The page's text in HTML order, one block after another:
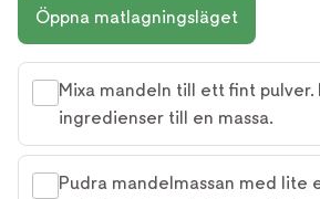
Öppna matlagningsläget
Mixa mandeln till ett fint pulver.
ingredienser till en massa.
Pudra mandelmassan med lite